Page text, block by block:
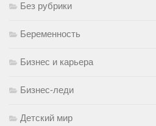
Без рубрики
Беременность
Бизнес и карьера
Бизнес-леди
Детский мир